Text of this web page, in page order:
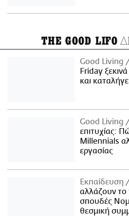
THE GOOD LIFO
Good Living
Friday
και
Good Living
επιτυχίας:
Millennials
εργασίας
Εκπαίδευση
αλλάζουν το
σπουδές
θεσμική